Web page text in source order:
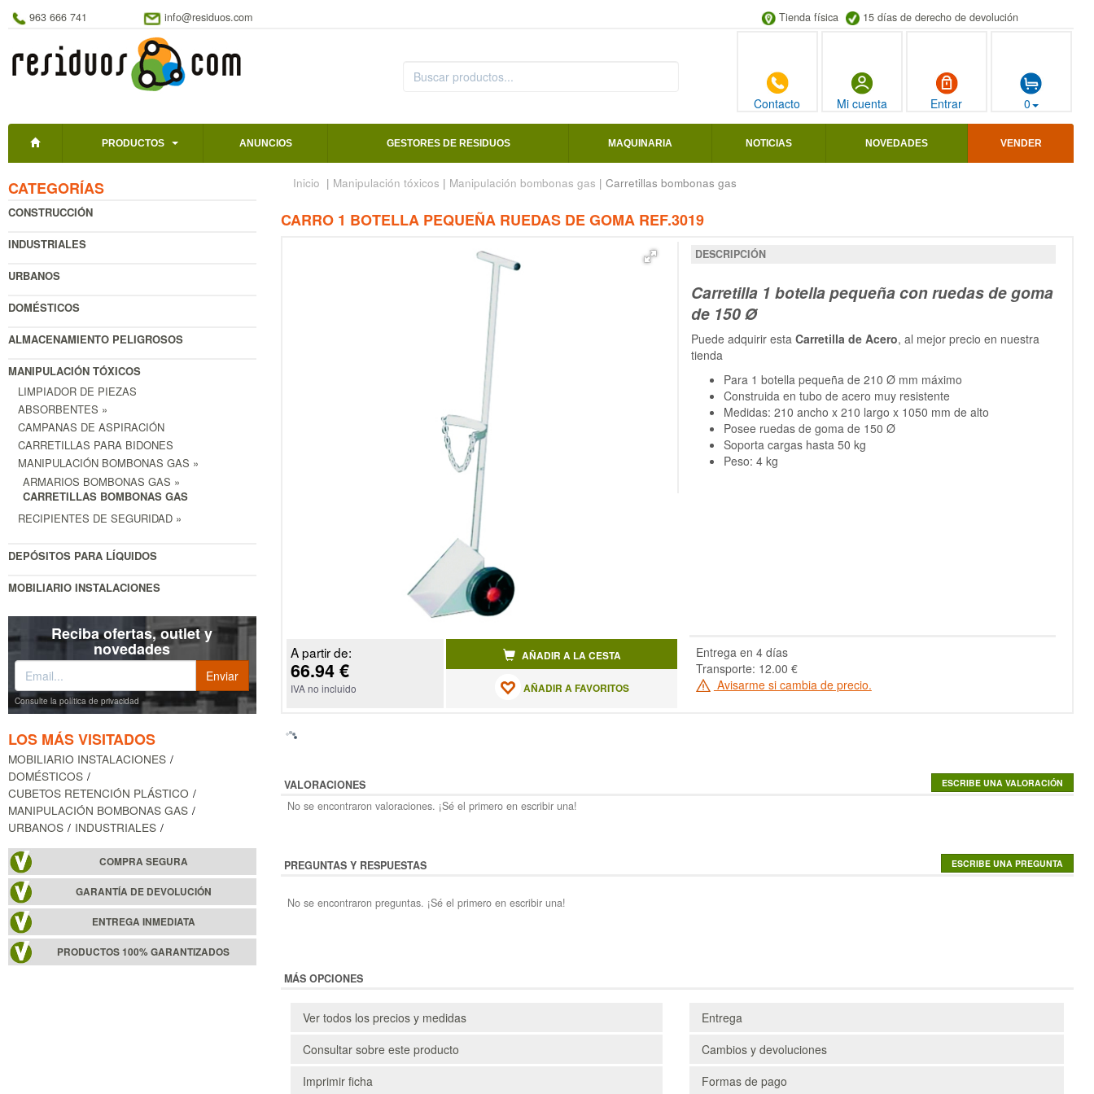
963 666 741 info@residuos.com Tienda física 15 días de derecho de devolución
Contacto Mi cuenta Entrar 0
PRODUCTOS ANUNCIOS GESTORES DE RESIDUOS MAQUINARIA NOTICIAS NOVEDADES VENDER
CATEGORÍAS
CONSTRUCCIÓN
INDUSTRIALES
URBANOS
DOMÉSTICOS
ALMACENAMIENTO PELIGROSOS
MANIPULACIÓN TÓXICOS
LIMPIADOR DE PIEZAS
ABSORBENTES »
CAMPANAS DE ASPIRACIÓN
CARRETILLAS PARA BIDONES
MANIPULACIÓN BOMBONAS GAS »
ARMARIOS BOMBONAS GAS »
CARRETILLAS BOMBONAS GAS
RECIPIENTES DE SEGURIDAD »
DEPÓSITOS PARA LÍQUIDOS
MOBILIARIO INSTALACIONES
Reciba ofertas, outlet y
novedades
Consulte la política de privacidad
LOS MÁS VISITADOS
MOBILIARIO INSTALACIONES
DOMÉSTICOS
CUBETOS RETENCIÓN PLÁSTICO
MANIPULACIÓN BOMBONAS GAS
URBANOS
INDUSTRIALES
COMPRA SEGURA
GARANTÍA DE DEVOLUCIÓN
ENTREGA INMEDIATA
PRODUCTOS 100% GARANTIZADOS
Inicio | Manipulación tóxicos | Manipulación bombonas gas | Carretillas bombonas gas
CARRO 1 BOTELLA PEQUEÑA RUEDAS DE GOMA REF.3019
DESCRIPCIÓN
Carretilla 1 botella pequeña con ruedas de goma
de 150Ø
Puede adquirir esta Carretilla de Acero, al mejor precio en nuestra
tienda
Para 1 botella pequeña de 210 Ømm máximo
Construida en tubo de acero muy resistente
Medidas: 210 ancho x 210 largo x 1050 mm de alto
Posee ruedas de goma de 150 Ø
Soporta cargas hasta 50 kg
Peso: 4 kg
A partir de:
66.94 €
IVA no incluido
AÑADIR A LA CESTA
AÑADIR A FAVORITOS
Entrega en 4 días
Transporte: 12.00 €
Avisarme si cambia de precio.
VALORACIONES
No se encontraron valoraciones. ¡Sé el primero en escribir una!
PREGUNTAS Y RESPUESTAS
No se encontraron preguntas. ¡Sé el primero en escribir una!
MÁS OPCIONES
Ver todos los precios y medidas
Consultar sobre este producto
Imprimir ficha
Entrega
Cambios y devoluciones
Formas de pago